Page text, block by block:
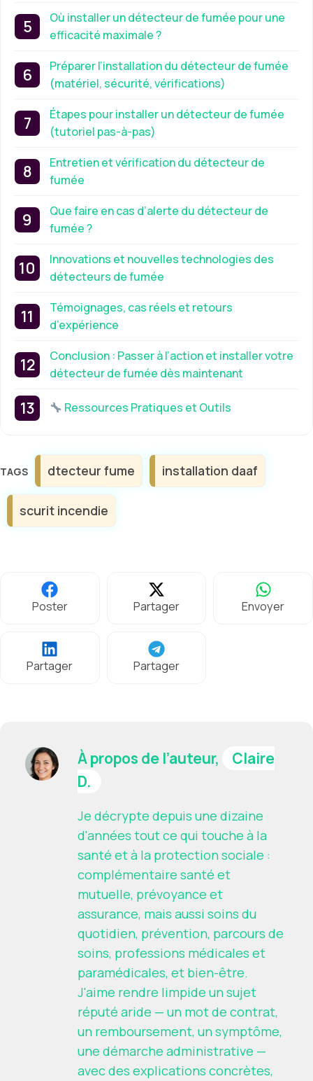
Où installer un détecteur de fumée pour une
efficacité maximale ?
Préparer l’installation du détecteur de fumée
(matériel, sécurité, vérifications)
Étapes pour installer un détecteur de fumée
(tutoriel pas-à-pas)
Entretien et vérification du détecteur de
fumée
Que faire en cas d’alerte du détecteur de
fumée ?
Innovations et nouvelles technologies des
détecteurs de fumée
Témoignages, cas réels et retours
d’expérience
Conclusion : Passer à l’action et installer votre
détecteur de fumée dès maintenant
Ressources Pratiques et Outils
Étiquettes
dtecteur fume installation daaf
scurit incendie
Poster Partager Envoyer
Partager Partager
À propos de l’auteur,
Claire
D.
Je décrypte depuis une dizaine
d'années tout ce qui touche à la
santé et à la protection sociale :
complémentaire santé et
mutuelle, prévoyance et
assurance, mais aussi soins du
quotidien, prévention, parcours de
soins, professions médicales et
paramédicales, et bien-être.
J'aime rendre limpide un sujet
réputé aride — un mot de contrat,
un remboursement, un symptôme,
une démarche administrative —
avec des explications concrètes,